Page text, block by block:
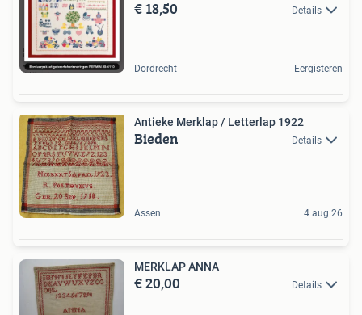
€ 18,50 Details
Dordrecht Eergisteren
Antieke Merklap / Letterlap 1922
Bieden Details
Assen 4 aug 26
MERKLAP ANNA
€ 20,00 Details